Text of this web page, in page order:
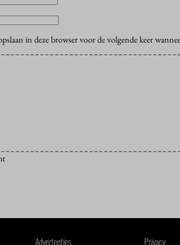
in deze browser voor de volgende keer
Advertenties Privacy